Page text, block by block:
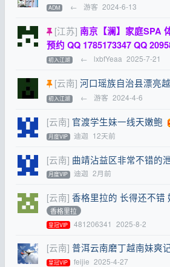
ADM ← 游客 2024-6-13
[江苏] 南京【澜】家庭SPA
预约 QQ 1785173347 QQ
初入江湖 ← lxbfYeaa 2025-7-21
[云南] 河口瑶族自治县漂亮
初入江湖 ← 游客 2024-4-6
[云南] 官渡学生妹一线天嫩鲍
月度VIP 迪迦 12天前
[云南] 曲靖沾益区非常不错的
月度VIP 迪迦 2月前
[云南] 香格里拉的 长得还不错
香格里拉
皇冠VIP 481206341 2025-8-2
[云南] 普洱云南磨丁越南妹爽
皇冠VIP feijie 2025-4-27